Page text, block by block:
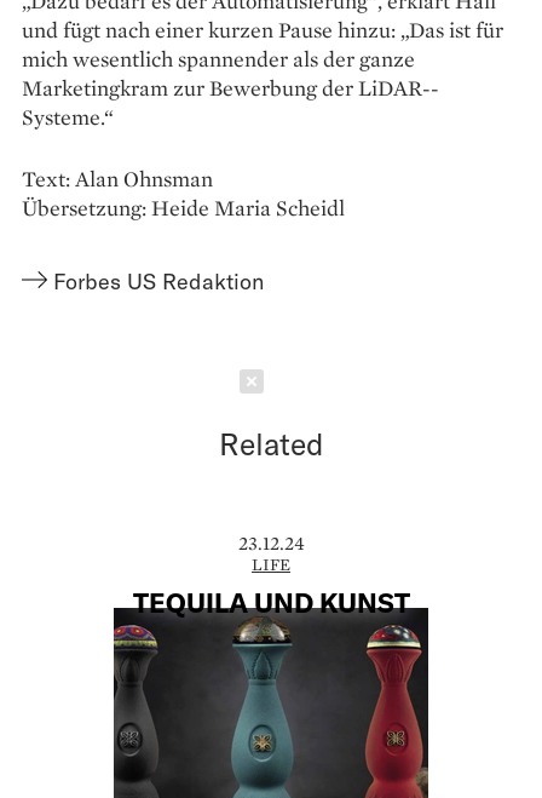
und fügt nach einer kurzen Pause hinzu: „Das ist für
mich wesentlich spannender als der ganze
Marketingkram zur Bewerbung der LiDAR-­
Systeme.“
Text: Alan Ohnsman
Übersetzung: Heide Maria Scheidl
Forbes US Redaktion
Related
23.12.24
LIFE
TEQUILA UND KUNST